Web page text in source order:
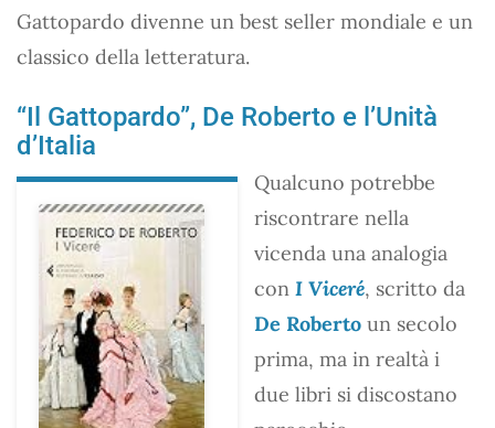
Gattopardo divenne un best seller mondiale e un
classico della letteratura.
“Il Gattopardo”, De Roberto e l’Unità
d’Italia
Qualcuno potrebbe
riscontrare nella
vicenda una analogia
con I Viceré, scritto da
De Roberto un secolo
prima, ma in realtà i
due libri si discostano